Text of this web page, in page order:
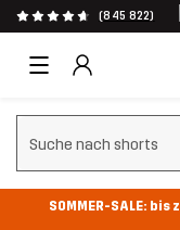
(845 822)
Suchfilter löschen
SOMMER-SALE: bis